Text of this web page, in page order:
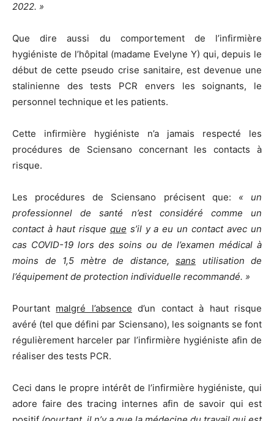
2022. »
Que dire aussi du comportement de l’infirmière
hygiéniste de l’hôpital (madame Evelyne Y) qui, depuis le
début de cette pseudo crise sanitaire, est devenue une
stalinienne des tests PCR envers les soignants, le
personnel technique et les patients.
Cette infirmière hygiéniste n’a jamais respecté les
procédures de Sciensano concernant les contacts à
risque.
Les procédures de Sciensano précisent que: « un
professionnel de santé n’est considéré comme un
contact à haut risque que s’il y a eu un contact avec un
cas COVID-19 lors des soins ou de l’examen médical à
moins de 1,5 mètre de distance, sans utilisation de
l’équipement de protection individuelle recommandé. »
Pourtant malgré l’absence d’un contact à haut risque
avéré (tel que défini par Sciensano), les soignants se font
régulièrement harceler par l’infirmière hygiéniste afin de
réaliser des tests PCR.
Ceci dans le propre intérêt de l’infirmière hygiéniste, qui
adore faire des tracing internes afin de savoir qui est